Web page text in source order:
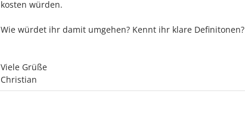
kosten würden.
Wie würdet ihr damit umgehen? Kennt ihr klare Definitonen?
Viele Grüße
Christian